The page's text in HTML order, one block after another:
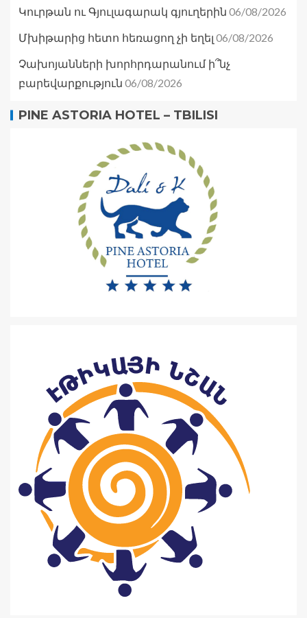
Կուրթան ու Գյուլագարակ գյուղերին 06/08/2026
Մխիթարից հետո հեռացող չի եղել 06/08/2026
Չախոյանների խորհրդարանում ի՞նչ
բարեվարքություն 06/08/2026
PINE ASTORIA HOTEL – TBILISI